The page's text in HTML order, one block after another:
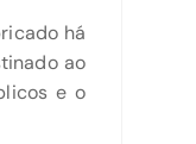
há
ao
e o